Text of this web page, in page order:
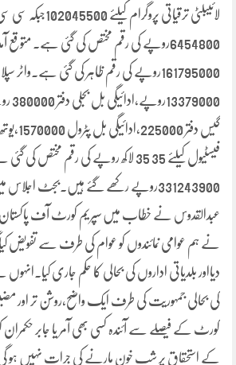
لائیبلٹی ترقیاتی پروگرام
6454800روپے کی رقم مختص کی گئی ہے۔ متوقع
161795000روپے کی رقم ظاہر کی گئی ہے۔واٹر
گیس دفتر
فیسٹیول کیلئے 35 35 لاکھ روپے کی رقم
331243900روپے رکھے گئے ہیں۔بجٹ اجلاس
عبدالقدوس نے خطاب میں سپریم کورٹ آف پاکستان کا
نے ہم عوامی نمائندوں کو عوام کی طرف سے تفویض
دیااور بلدیاتی اداروں کی بحالی کا حکم جاری کیا۔انہوں
کی بحالی جمہوریت کی طرف ایک واضح،روشن تر اور
کورٹ کے فیصلے سے آئندہ کسی بھی آمر یا جابر حکمران
کے استحقاق پر شب خون مارنے کی جرات نہیں ہو